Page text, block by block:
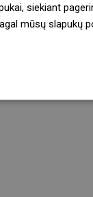
siekiant
mūsų slapukų